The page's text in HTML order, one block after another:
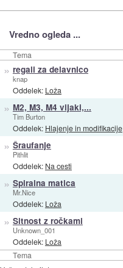
Vredno ogleda ...
Tema
Tema
» regali za delavnico
knap
Oddelek: Loža
» M2, M3, M4 vijaki,...
Tim Burton
Oddelek: Hlajenje in modifikacije
» Šraufanje
Pithlit
Oddelek: Na cesti
» Spiralna matica
Mr.Nice
Oddelek: Loža
» Sitnost z ročkami
Unknown_001
Oddelek: Loža